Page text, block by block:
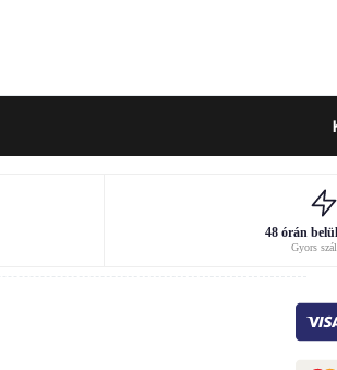
48 órán
Gyors